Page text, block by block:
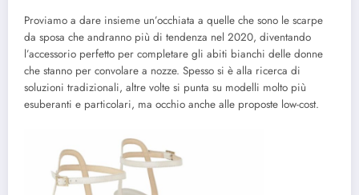
Proviamo a dare insieme un’occhiata a quelle che sono le scarpe
da sposa che andranno più di tendenza nel 2020, diventando
l’accessorio perfetto per completare gli abiti bianchi delle donne
che stanno per convolare a nozze. Spesso si è alla ricerca di
soluzioni tradizionali, altre volte si punta su modelli molto più
esuberanti e particolari, ma occhio anche alle proposte low-cost.